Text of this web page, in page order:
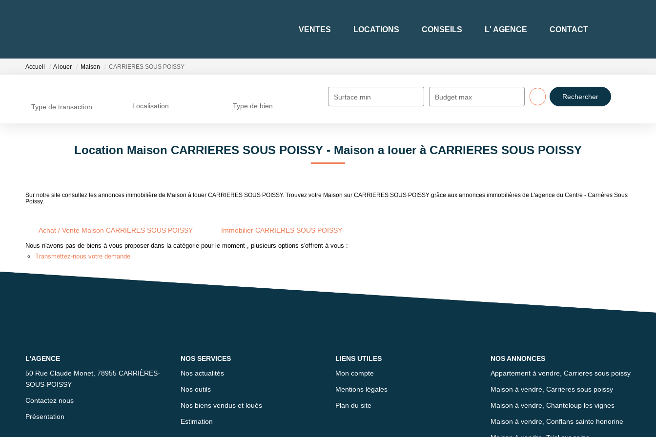
VENTES LOCATIONS CONSEILS L' AGENCE CONTACT
Accueil A louer Maison CARRIERES SOUS POISSY
Type de transaction Localisation Type de bien
Surface min Budget max
Location Maison CARRIERES SOUS POISSY - Maison a louer à CARRIERES SOUS POISSY
Sur notre site consultez les annonces immobilière de Maison à louer CARRIERES SOUS POISSY. Trouvez votre Maison sur CARRIERES SOUS POISSY grâce aux annonces immobilières de L'agence du Centre - Carrières Sous
Poissy.
Achat / Vente Maison CARRIERES SOUS POISSY Immobilier CARRIERES SOUS POISSY
Nous n'avons pas de biens à vous proposer dans la catégorie pour le moment , plusieurs options s'offrent à vous :
Transmettez-nous votre demande
L'AGENCE
50 Rue Claude Monet, 78955 CARRIÈRES-
SOUS-POISSY
Contactez nous
Présentation
NOS SERVICES
Nos actualités
Nos outils
Nos biens vendus et loués
Estimation
LIENS UTILES
Mon compte
Mentions légales
Plan du site
NOS ANNONCES
Appartement à vendre, Carrieres sous poissy
Maison à vendre, Carrieres sous poissy
Maison à vendre, Chanteloup les vignes
Maison à vendre, Conflans sainte honorine